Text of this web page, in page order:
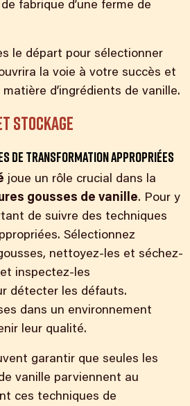
fabrique d’une ferme de
le départ pour sélectionner
la voie à votre succès et
d’ingrédients de vanille.
stockage
de transformation appropriées
joue un rôle crucial dans la
gousses de vanille. Pour y
de suivre des techniques
Sélectionnez
nettoyez-les et séchez-
inspectez-les
détecter les défauts.
dans un environnement
leur qualité.
garantir que seules les
vanille parviennent au
ces techniques de